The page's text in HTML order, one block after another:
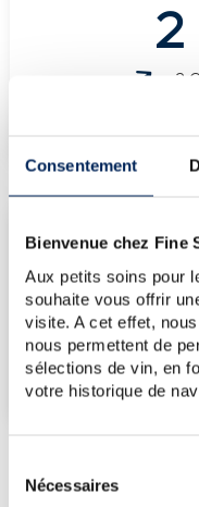
Consentement
Bienvenue chez Fine
Aux petits soins pour
souhaite vous offrir
visite. A cet effet,
nous permettent de
sélections de vin, en
votre historique de
Nécessaires
2
LES
17/07/2026
UN